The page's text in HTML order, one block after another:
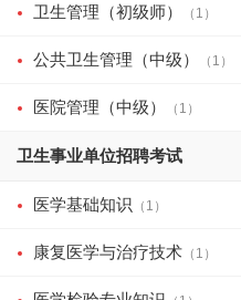
卫生管理（初级师） （1）
公共卫生管理（中级） （1）
医院管理（中级） （1）
卫生事业单位招聘考试
医学基础知识 （1）
康复医学与治疗技术 （1）